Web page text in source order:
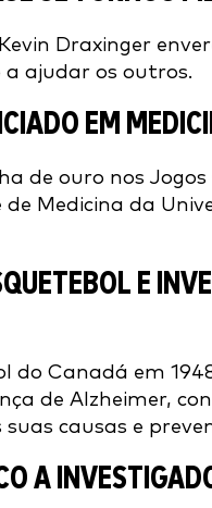
Draxinger
ajudar os outros.
EM
de ouro nos Jogos
Medicina da
E
Canadá em
de Alzheimer,
causas e
A